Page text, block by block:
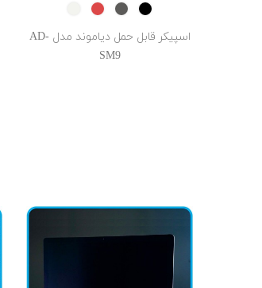
Black
Space
RED
اسپیکر قابل حمل دیاموند مدل AD-
SM9